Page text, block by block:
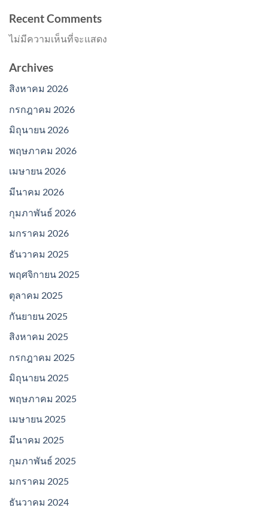
Recent Comments
ไม่มีความเห็นที่จะแสดง
Archives
สิงหาคม 2026
กรกฎาคม 2026
มิถุนายน 2026
พฤษภาคม 2026
เมษายน 2026
มีนาคม 2026
กุมภาพันธ์ 2026
มกราคม 2026
ธันวาคม 2025
พฤศจิกายน 2025
ตุลาคม 2025
กันยายน 2025
สิงหาคม 2025
กรกฎาคม 2025
มิถุนายน 2025
พฤษภาคม 2025
เมษายน 2025
มีนาคม 2025
กุมภาพันธ์ 2025
มกราคม 2025
ธันวาคม 2024